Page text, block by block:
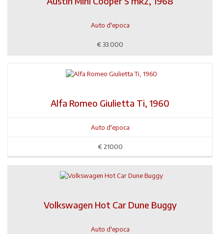
Auto d'epoca
€33.000
Alfa Romeo Giulietta Ti, 1960
Auto d'epoca
€ 21000
Volkswagen Hot Car Dune Buggy
Auto d'epoca